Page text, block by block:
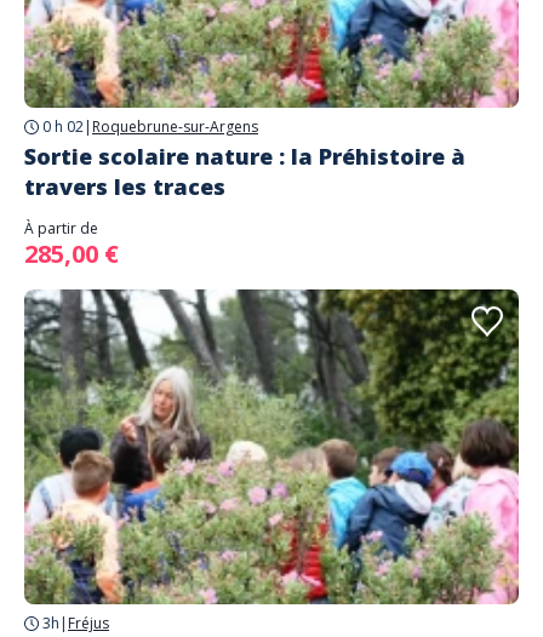
0 h 02| Roquebrune-sur-Argens
Sortie scolaire nature : la Préhistoire à
travers les traces
À partir de
285,00 €
3h | Fréjus